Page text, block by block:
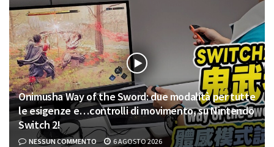
Onimusha Way of the Sword: due modalità per tutte
le esigenze e…controlli di movimento, su Nintendo
Switch 2!
NESSUN COMMENTO 6 AGOSTO 2026